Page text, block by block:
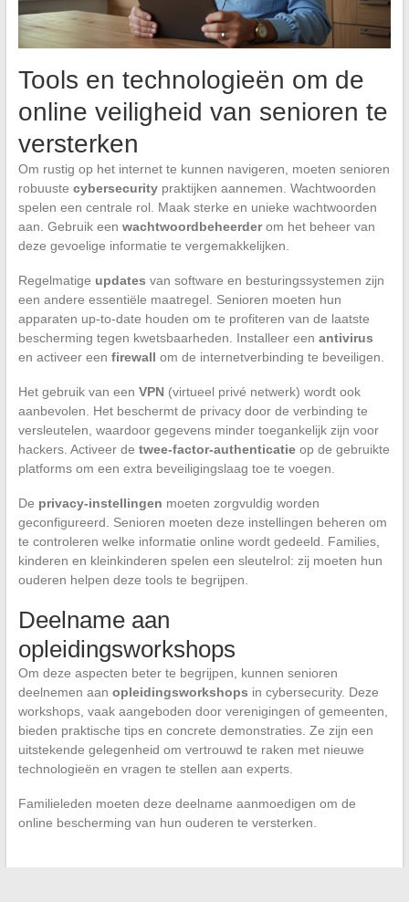
Tools en technologieën om de
online veiligheid van senioren te
versterken
Om rustig op het internet te kunnen navigeren, moeten senioren
robuuste cybersecuritypraktijken aannemen. Wachtwoorden
spelen een centrale rol. Maak sterke en unieke wachtwoorden
aan. Gebruik een wachtwoordbeheerderom het beheer van
deze gevoelige informatie te vergemakkelijken.
Regelmatige updates van software en besturingssystemen zijn
een andere essentiële maatregel. Senioren moeten hun
apparaten up-to-date houden om te profiteren van de laatste
bescherming tegen kwetsbaarheden. Installeer een antivirus
en activeer een firewall om de internetverbinding te beveiligen.
Het gebruik van een VPN(virtueel privé netwerk) wordt ook
aanbevolen. Het beschermt de privacy door de verbinding te
versleutelen, waardoor gegevens minder toegankelijk zijn voor
hackers. Activeer de twee-factor-authenticatieop de gebruikte
platforms om een extra beveiligingslaag toe te voegen.
De privacy-instellingen moeten zorgvuldig worden
geconfigureerd. Senioren moeten deze instellingen beheren om
te controleren welke informatie online wordt gedeeld. Families,
kinderen en kleinkinderen spelen een sleutelrol: zij moeten hun
ouderen helpen deze tools te begrijpen.
Deelname aan
opleidingsworkshops
Om deze aspecten beter te begrijpen, kunnen senioren
deelnemen aan opleidingsworkshops in cybersecurity. Deze
workshops, vaak aangeboden door verenigingen of gemeenten,
bieden praktische tips en concrete demonstraties. Ze zijn een
uitstekende gelegenheid om vertrouwd te raken met nieuwe
technologieën en vragen te stellen aan experts.
Familieleden moeten deze deelname aanmoedigen om de
online bescherming van hun ouderen te versterken.